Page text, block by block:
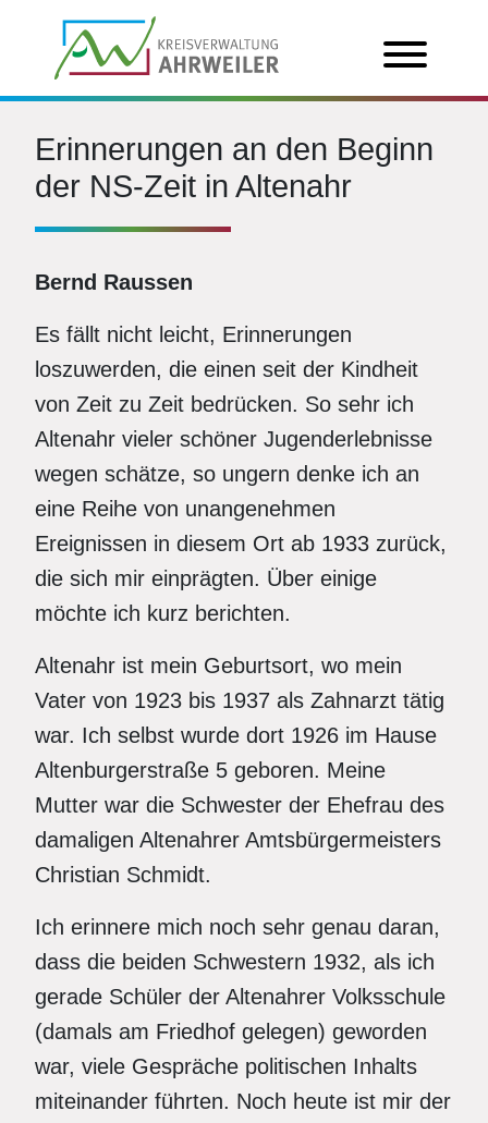
Erinnerungen an den Beginn
der NS-Zeit in Altenahr
Bernd Raussen
Es fällt nicht leicht, Erinnerungen
loszuwerden, die einen seit der Kindheit
von Zeit zu Zeit bedrücken. So sehr ich
Altenahr vieler schöner Jugenderlebnisse
wegen schätze, so ungern denke ich an
eine Reihe von unangenehmen
Ereignissen in diesem Ort ab 1933 zurück,
die sich mir einprägten. Über einige
möchte ich kurz berichten.
Altenahr ist mein Geburtsort, wo mein
Vater von 1923 bis 1937 als Zahnarzt tätig
war. Ich selbst wurde dort 1926 im Hause
Altenburgerstraße 5 geboren. Meine
Mutter war die Schwester der Ehefrau des
damaligen Altenahrer Amtsbürgermeisters
Christian Schmidt.
Ich erinnere mich noch sehr genau daran,
dass die beiden Schwestern 1932, als ich
gerade Schüler der Altenahrer Volksschule
(damals am Friedhof gelegen) geworden
war, viele Gespräche politischen Inhalts
miteinander führten. Noch heute ist mir der